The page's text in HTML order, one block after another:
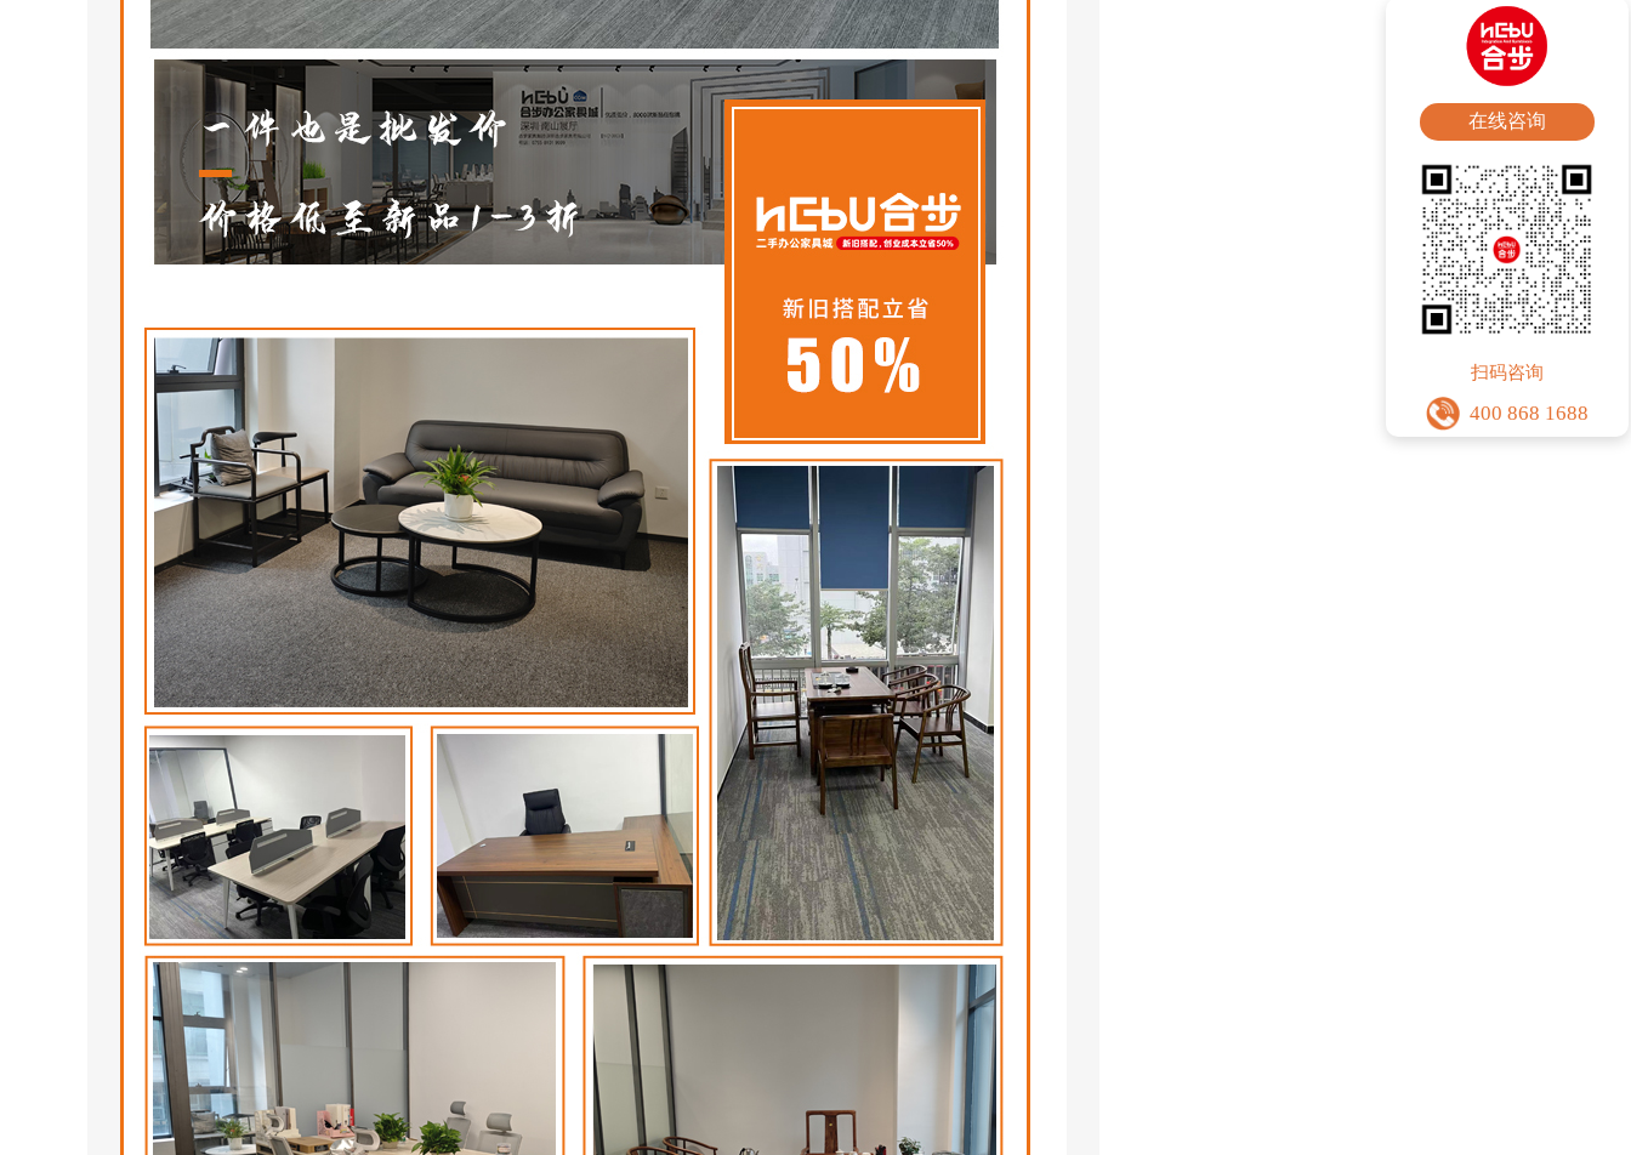
在线咨询
扫码咨询
400 868 1688